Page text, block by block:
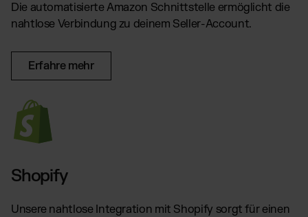
Billbee Fulfillment
PlentyONE Fulfillment
Siehe alle Integrationen
Die automatisierte Amazon Schnittstelle ermöglicht die
nahtlose Verbindung zu deinem Seller-Account.
Erfahre mehr
Shopify
Unsere nahtlose Integration mit Shopify sorgt für einen